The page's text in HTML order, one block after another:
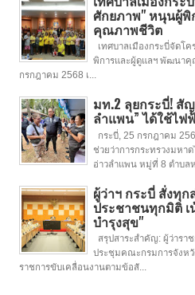
ศักยภาพ" หนุนผู้
คุณภาพชีวิต
เทศบาลเมืองกระบี่จัดโ
พิการและผู้ดูแลฯ พัฒนาคุ
กรกฎาคม 2568 เ...
มท.2 ลุยกระบี่! สั
ลำแพน” ได้ใช้ไ
กระบี่, 25 กรกฎาคม
ช่วยว่าการกระทรวงมหา
อ่าวลำแพน หมู่ที่ 8 ตำบลห
ผู้ว่าฯ กระบี่ สั่งทุ
ประชาชนทุกมิติ
บำรุงสุข"
สรุปสาระสำคัญ: ผู้ว่ารา
ประชุมคณะกรมการจังห
ราชการขับเคลื่อนงานตามข้อสั...